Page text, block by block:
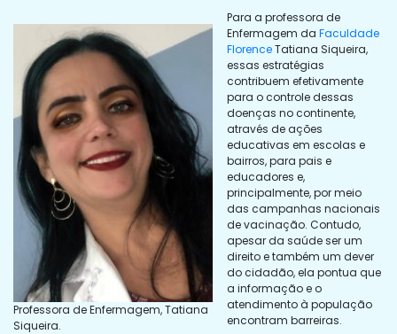
Professora de Enfermagem, Tatiana
Siqueira.
Para a professora de
Enfermagem da Faculdade
FlorenceTatiana Siqueira,
essas estratégias
contribuem efetivamente
para o controle dessas
doenças no continente,
através de ações
educativas em escolas e
bairros, para pais e
educadores e,
principalmente, por meio
das campanhas nacionais
de vacinação. Contudo,
apesar da saúde ser um
direito e também um dever
do cidadão, ela pontua que
a informação e o
atendimento à população
encontram barreiras.